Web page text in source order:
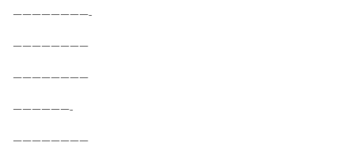
————————-
————————
————————
——————-
————————